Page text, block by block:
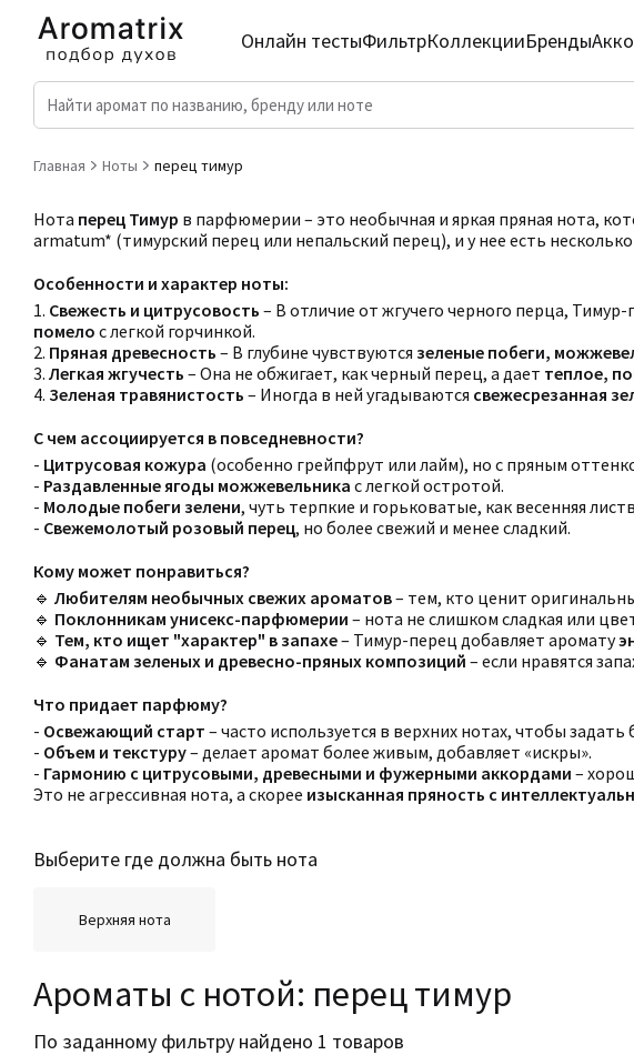
Онлайн тестыФильтрКоллекцииБренды
Главная Ноты перец тимур
Нота перец Тимур в парфюмерии – это необычная и яркая пряная нота,
armatum* (тимурский перец или непальский перец), и у нее есть
Особенности и характер ноты:
1. Свежесть и цитрусовость – В отличие от жгучего черного перца,
помело с легкой горчинкой.
2. Пряная древесность – В глубине чувствуются зеленые побеги,
3. Легкая жгучесть – Она не обжигает, как черный перец, а дает теплое,
4. Зеленая травянистость – Иногда в ней угадываются свежесрезанная
С чем ассоциируется в повседневности?
- Цитрусовая кожура (особенно грейпфрут или лайм), но с пряным
- Раздавленные ягоды можжевельника с легкой остротой.
- Молодые побеги зелени, чуть терпкие и горьковатые, как весенняя
- Свежемолотый розовый перец, но более свежий и менее сладкий.
Кому может понравиться?
🔹 Любителям необычных свежих ароматов– тем, кто ценит
🔹 Поклонникам унисекс-парфюмерии – нота не слишком сладкая или
🔹 Тем, кто ищет "характер" в запахе– Тимур-перец добавляет аромату
🔹 Фанатам зеленых и древесно-пряных композиций – если нравятся
Что придает парфюму?
- Освежающий старт – часто используется в верхних нотах, чтобы
- Объем и текстуру– делает аромат более живым, добавляет «искры».
- Гармонию с цитрусовыми, древесными и фужерными аккордами –
Это не агрессивная нота, а скорее изысканная пряность с
Выберите где должна быть нота
Верхняя нота
Ароматы с нотой: перец тимур
По заданному фильтру найдено 1 товаров